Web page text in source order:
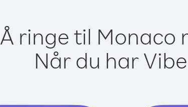
Å ringe til Monaco
Når du har